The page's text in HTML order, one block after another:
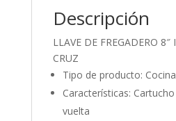
Descripción
LLAVE DE FREGADERO
CRUZ
Tipo de producto: Cocina
Características:
vuelta